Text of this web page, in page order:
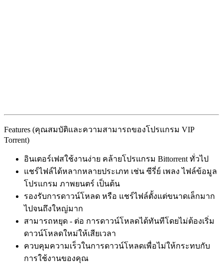
Features (คุณสมบัติและความสามารถของโปรแกรม VIP
Torrent)
อินเตอร์เฟสใช้งานง่าย คล้ายโปรแกรม Bittorrent ทั่วไป
แชร์ไฟล์ได้หลากหลายประเภท เช่น ซีรี่ย์ เพลง ไฟล์ข้อมูล
โปรแกรม ภาพยนตร์ เป็นต้น
รองรับการดาวน์โหลด หรือ แชร์ไฟล์ตั้งแต่ขนาดเล็กมาก
ไปจนถึงใหญ่มาก
สามารถหยุด - ต่อ การดาวน์โหลดได้ทันทีโดยไม่ต้องเริ่ม
ดาวน์โหลดใหม่ให้เสียเวลา
ควบคุมความเร็วในการดาวน์โหลดเพื่อไม่ให้กระทบกับ
การใช้งานของคุณ